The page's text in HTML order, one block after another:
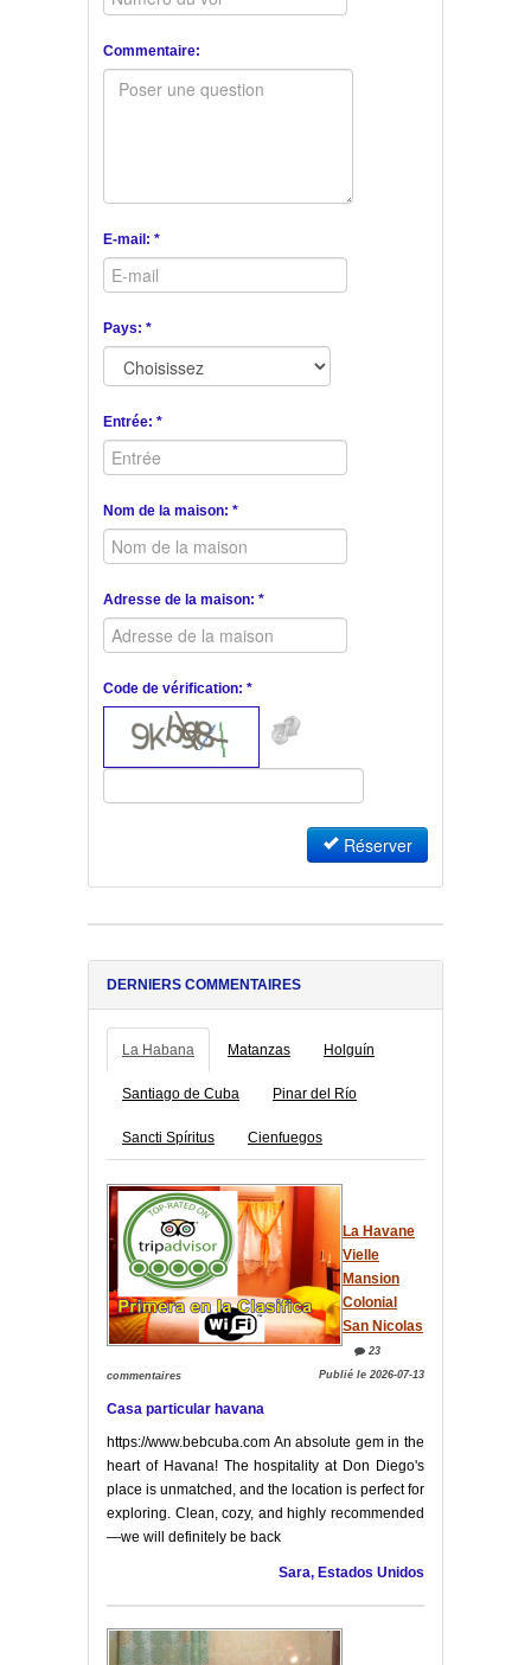
Commentaire:
E-mail: *
Pays: *
Entrée: *
Nom de la maison: *
Adresse de la maison: *
Code de vérification: *
Réserver
DERNIERS COMMENTAIRES
La Habana Matanzas Holguín
Santiago de Cuba Pinar del Río
Sancti Spíritus Cienfuegos
La Havane
Vielle
Mansion
Colonial
San Nicolas
23
commentaires Publié le 2026-07-13
Casa particular havana
https://www.bebcuba.com An absolute gem in the
heart of Havana! The hospitality at Don Diego's
place is unmatched, and the location is perfect for
exploring. Clean, cozy, and highly recommended
—we will definitely be back
Sara, Estados Unidos